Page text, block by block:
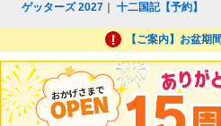
ゲッターズ 2027 ｜十二国記【予約】
【ご案内】お盆期